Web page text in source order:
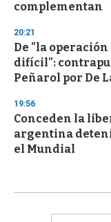
complementan
20:21
De "la
difícil":
Peñarol por De
19:56
Conceden la
argentina
el Mundial